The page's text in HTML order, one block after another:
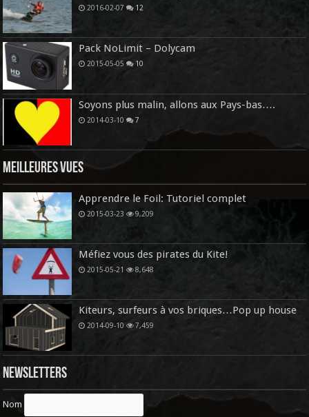
2016-02-07 12
Pack NoLimit – Dolycam
2015-05-05 10
Soyons plus malin, allons aux Pays-bas….
2014-03-10 7
Meilleures vues
Apprendre le Foil: Tutoriel complet
2015-03-23 9,209
Méfiez vous des pirates du Kite!
2015-05-21 8,648
Kiteurs, surfeurs à vos briques…Pop up house
2014-09-10 7,459
Newsletters
Nom